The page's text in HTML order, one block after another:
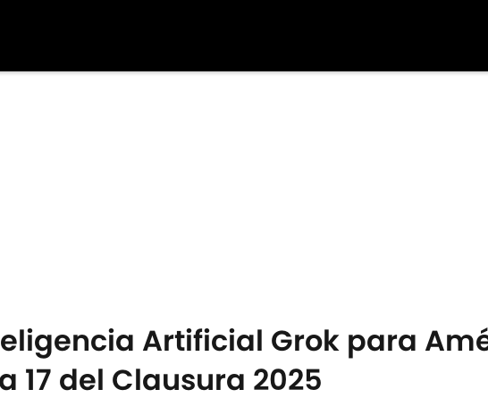
Artificial Grok para
17 del Clausura 2025